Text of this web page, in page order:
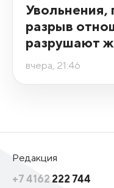
Увольнения,
разрыв
разрушают
вчера, 21:46
Редакция
+7 4162 222 744